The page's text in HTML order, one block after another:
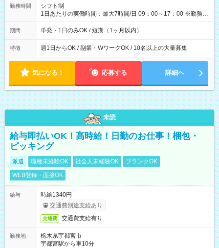
間】試用期間なし
勤務時間
シフト制
1日あたりの実働時間：最大7時間/日 09：00～17：00 ※勤務時
間は 試験により異なります。
期間 単発・1日のみOK / 短期（1ヶ月以内）
特徴 週1日からOK / 副業・WワークOK / 10名以上の大量募集
気になる！ 応募する 詳細へ
未読
給与即払いOK！高時給！日勤のお仕事！梱包・
ピッキング
派遣 職種未経験OK 社会人未経験OK
ブランクOK
WEB登録・面接OK
給与
時給1340円
交通費別途支給あり
交通費 交通費支給有り
勤務地
栃木県宇都宮市
宇都宮駅から車10分